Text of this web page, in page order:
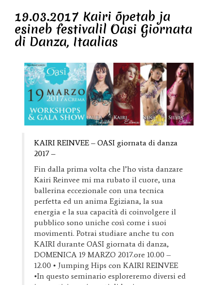
19.03.2017 Kairi õpetab ja
esineb festivalil Oasi Giornata
di Danza, Itaalias
KAIRI REINVEE – OASI giornata di danza
2017 –
Fin dalla prima volta che l’ho vista danzare
Kairi Reinvee mi ma rubato il cuore, una
ballerina eccezionale con una tecnica
perfetta ed un anima Egiziana, la sua
energia e la sua capacità di coinvolgere il
pubblico sono uniche così come i suoi
movimenti. Potrai studiare anche tu con
KAIRI durante OASI giornata di danza,
DOMENICA 19 MARZO 2017.ore 10.00 –
12.00 • Jumping Hips con KAIRI REINVEE
•In questo seminario esploreremo diversi ed